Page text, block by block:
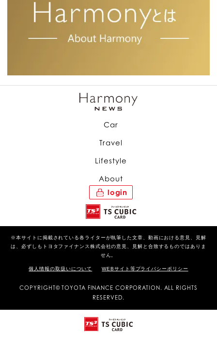
Car
Travel
Lifestyle
About
login
※本サイトに掲載されている各ライターが執筆した文章、動画における意見、見解
は、必ずしもトヨタファイナンス株式会社の意見、見解と合致するものではありま
せん。
個人情報の取扱いについて WEBサイト等プライバシーポリシー
COPYRIGHT© TOYOTA FINANCE CORPORATION. ALL RIGHTS
RESERVED.